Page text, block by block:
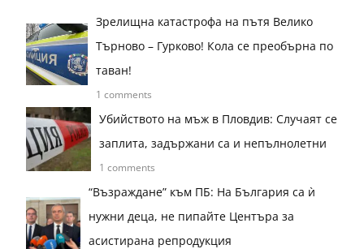
Зрелищна катастрофа на пътя Велико
Търново – Гурково! Кола се преобърна по
таван!
1 comments
Убийството на мъж в Пловдив: Случаят се
заплита, задържани са и непълнолетни
1 comments
“Възраждане” към ПБ: На България са ѝ
нужни деца, не пипайте Центъра за
асистирана репродукция